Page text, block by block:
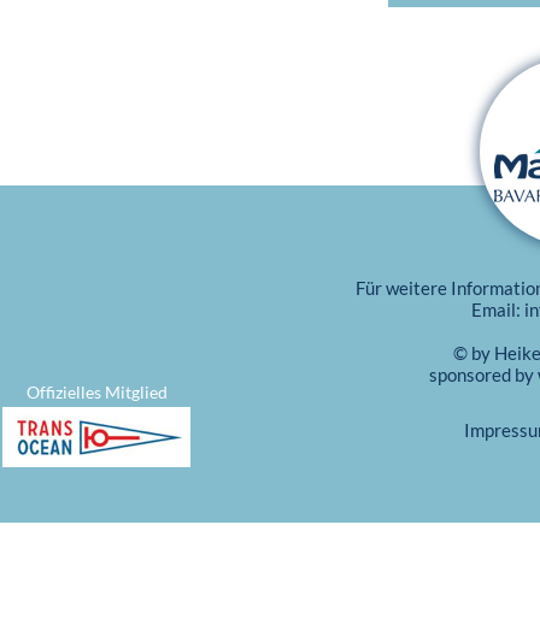
Für weitere
Email:
© by
sponsored by
Offizielles Mitglied